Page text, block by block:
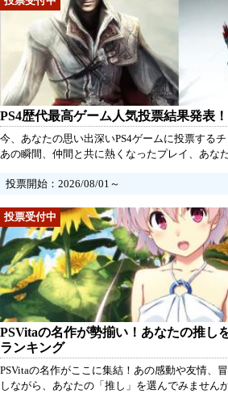
PS4歴代最高ゲーム人気投票結果発表
今、あなたの思い出深いPS4ゲームに投票する
あの瞬間、仲間と共に熱くなったプレイ、あな
票を！さあ、あなたの想いを届けて、ランキン
投票開始：2026/08/01～
PSVitaの名作が勢揃い！あなたの推し
ランキング
PSVitaの名作がここに集結！あの感動や友情、
しながら、あなたの「推し」を選んでみません